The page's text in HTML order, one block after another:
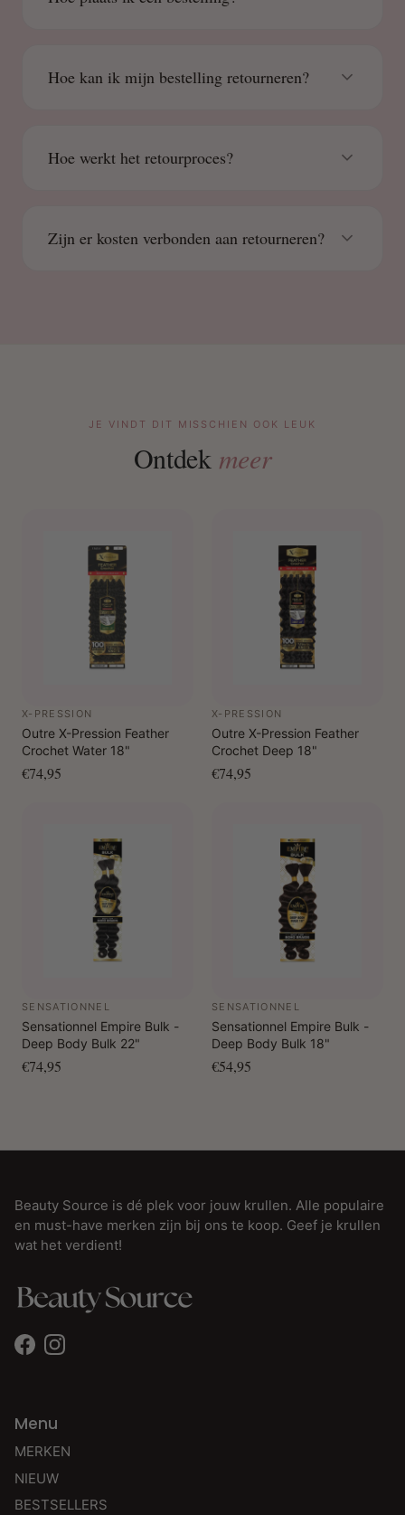
Hoe kan ik mijn bestelling retourneren?
Hoe werkt het retourproces?
Zijn er kosten verbonden aan retourneren?
JE VINDT DIT MISSCHIEN OOK LEUK
Ontdek meer
X-PRESSION
Outre X-Pression Feather
Crochet Water 18"
€74,95
X-PRESSION
Outre X-Pression Feather
Crochet Deep 18"
€74,95
SENSATIONNEL
Sensationnel Empire Bulk -
Deep Body Bulk 22"
€74,95
SENSATIONNEL
Sensationnel Empire Bulk -
Deep Body Bulk 18"
€54,95
Beauty Source is dé plek voor jouw krullen. Alle populaire
en must-have merken zijn bij ons te koop. Geef je krullen
wat het verdient!
FacebookInstagram
Menu
MERKEN
NIEUW
BESTSELLERS